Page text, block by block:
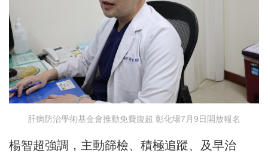
肝病防治學術基金會推動免費腹超 彰化場7月9日開放報名
楊智超強調，主動篩檢、積極追蹤、及早治